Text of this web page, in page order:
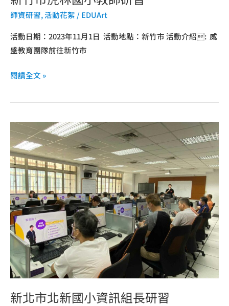
師資研習,活動花絮 /EDUArt
活動日期：2023年11月1日 活動地點：新竹市 活動介紹: 威
盛教育團隊前往新竹市
閱讀全文 »
新北市北新國小資訊組長研習
新
北
市
北
新
國
小
資
訊
組
長
研
習